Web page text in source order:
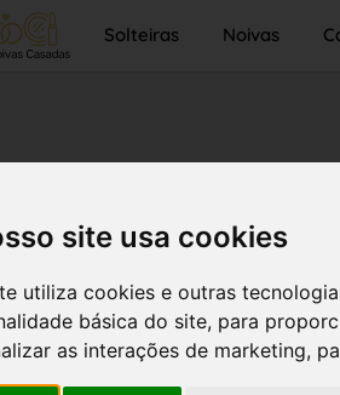
site usa cookies
utiliza cookies e outras
básica do site, para
as interações de marketing,
Solteiras Noivas